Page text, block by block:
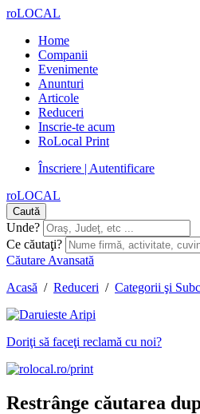
roLOCAL
Home
Companii
Evenimente
Anunturi
Articole
Reduceri
Inscrie-te acum
RoLocal Print
Înscriere | Autentificare
roLOCAL
Caută
Unde?
Ce căutaţi?
Căutare Avansată
Acasă / Reduceri / Categorii şi
Doriţi să faceţi reclamă cu noi?
Restrânge căutarea